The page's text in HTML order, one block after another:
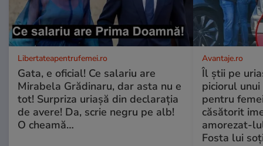
Libertateapentrufemei.ro
Gata, e oficial! Ce salariu are
Mirabela Grădinaru, dar asta nu e
tot! Surpriza uriașă din declarația
de avere! Da, scrie negru pe alb!
O cheamă…
Avantaje.ro
Îl știi pe
piciorul
pentru
căsătorit
amorezat-
Fosta lui